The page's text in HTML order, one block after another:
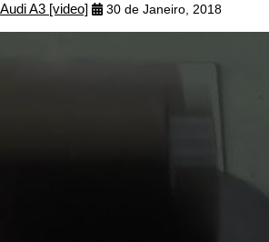
Audi A3 [video] 30 de Janeiro, 2018